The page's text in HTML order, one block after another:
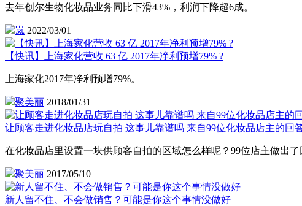
去年创尔生物化妆品业务同比下滑43%，利润下降超6成。
岚 2022/03/01
【快讯】上海家化营收 63 亿 2017年净利预增79% ?
上海家化2017年净利预增79%。
聚美丽 2018/01/31
让顾客走进化妆品店玩自拍 这事儿靠谱吗 来自99位化妆品店主的回
在化妆品店里设置一块供顾客自拍的区域怎么样呢？99位店主做出了
聚美丽 2017/05/10
新人留不住、不会做销售？可能是你这个事情没做好